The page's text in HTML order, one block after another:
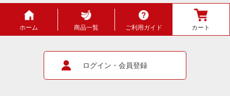
ホーム 商品一覧 ご利用ガイド カート
ログイン・会員登録